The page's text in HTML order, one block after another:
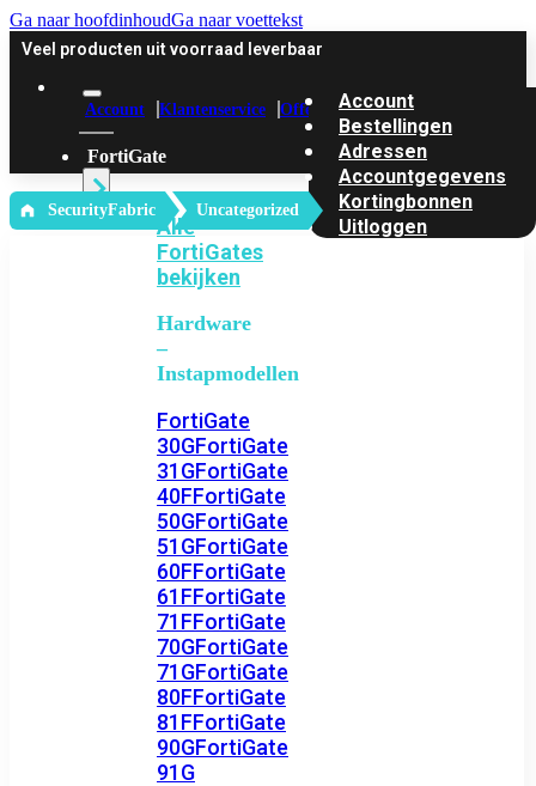
Ga naar hoofdinhoudGa naar voettekst
Veel producten uit voorraad leverbaar
Account Klantenservice Offerte
FortiGate
Alle
FortiGates
bekijken
Hardware
–
Instapmodellen
FortiGate
30GFortiGate
31GFortiGate
40FFortiGate
50GFortiGate
51GFortiGate
60FFortiGate
61FFortiGate
71FFortiGate
70GFortiGate
71GFortiGate
80FFortiGate
81FFortiGate
90GFortiGate
91G
Account
Bestellingen
Adressen
Accountgegevens
Kortingbonnen
Uitloggen
‎ SecurityFabric Uncategorized